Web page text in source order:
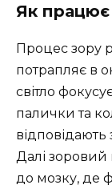
Як працює
Процес зору
потрапляє в
світло
палички та
відповідають
Далі зоровий
до мозку, де